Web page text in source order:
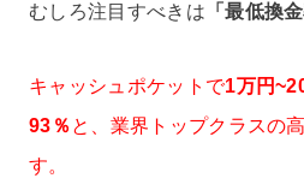
むしろ注目すべきは 「最低換金
キャッシュポケットで1万円
93％ と、業界トップクラスの
す。